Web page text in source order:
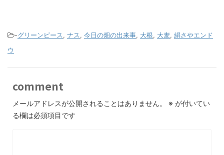
-グリーンピース, ナス, 今日の畑の出来事, 大根, 大麦, 絹さやエンド
ウ
comment
メールアドレスが公開されることはありません。 ※ が付いてい
る欄は必須項目です